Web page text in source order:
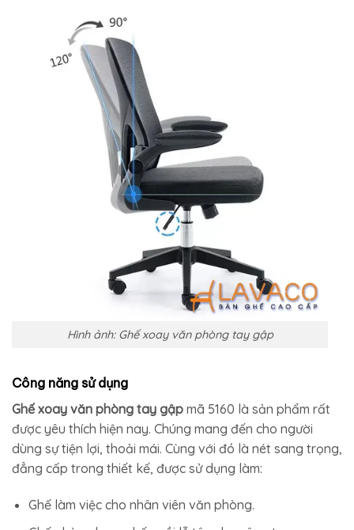
Hình ảnh: Ghế xoay văn phòng tay gập
Công năng sử dụng
Ghế xoay văn phòng tay gập mã 5160 là sản phẩm rất
được yêu thích hiện nay. Chúng mang đến cho người
dùng sự tiện lợi, thoải mái. Cùng với đó là nét sang trọng,
đẳng cấp trong thiết kế, được sử dụng làm:
Ghế làm việc cho nhân viên văn phòng.